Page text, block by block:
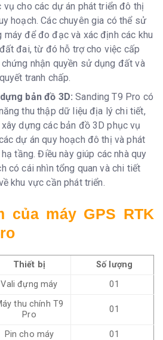
vụ cho các dự án phát triển đô thị
hoạch. Các chuyên gia có thể sử
máy để đo đạc và xác định các khu
đai, từ đó hỗ trợ cho việc cấp
nhận quyền sử dụng đất và
tranh chấp.
bản đồ 3D:Sanding T9 Pro có
thu thập dữ liệu địa lý chi tiết,
dựng các bản đồ 3D phục vụ
dự án quy hoạch đô thị và phát
tầng. Điều này giúp các nhà quy
có cái nhìn tổng quan và chi tiết
khu vực cần phát triển.
của máy GPS RTK
Thiết bị
Số lượng
Vali đựng máy 01
thu chính T9
Pro
01
Pin cho máy
01